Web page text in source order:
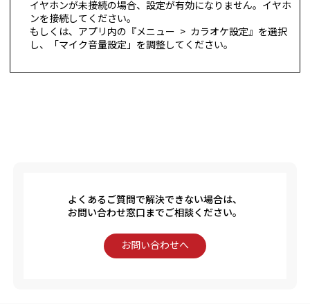
イヤホンが未接続の場合、設定が有効になりません。イヤホ
ンを接続してください。
もしくは、アプリ内の『メニュー > カラオケ設定』を選択
し、「マイク音量設定」を調整してください。
よくあるご質問で解決できない場合は、
お問い合わせ窓口までご相談ください。
お問い合わせへ